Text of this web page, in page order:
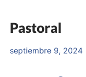
Pastoral
septiembre 9, 2024